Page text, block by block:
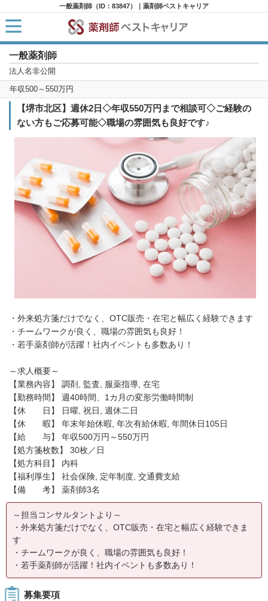
一般薬剤師（ID：83847）｜薬剤師ベストキャリア
一般薬剤師
法人名非公開
年収500～550万円
【堺市北区】週休2日◇年収550万円まで相談可◇ご経験の
ない方もご応募可能◇職場の雰囲気も良好です♪
・外来処方箋だけでなく、OTC販売・在宅と幅広く経験できます
・チームワークが良く、職場の雰囲気も良好！
・若手薬剤師が活躍！社内イベントも多数あり！
～求人概要～
【業務内容】 調剤, 監査, 服薬指導, 在宅
【勤務時間】 週40時間、1カ月の変形労働時間制
【休 日】 日曜, 祝日, 週休二日
【休 暇】 年末年始休暇, 年次有給休暇, 年間休日105日
【給 与】 年収500万円～550万円
【処方箋枚数】 30枚／日
【処方科目】 内科
【福利厚生】 社会保険, 定年制度, 交通費支給
【備 考】 薬剤師3名
～担当コンサルタントより～
・外来処方箋だけでなく、OTC販売・在宅と幅広く経験できま
す
・チームワークが良く、職場の雰囲気も良好！
・若手薬剤師が活躍！社内イベントも多数あり！
募集要項
HOME
求人検索
新着求人
求人ランキング
キャリアアドバイザー紹介
コラム
転職支援サービスに申し込む